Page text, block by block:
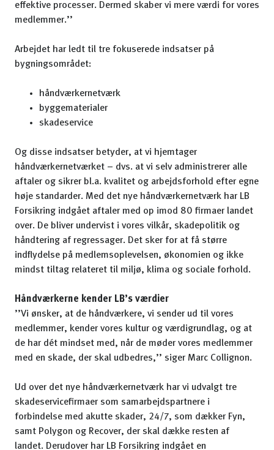
effektive processer. Dermed skaber vi mere værdi for vores
medlemmer.’’
Arbejdet har ledt til tre fokuserede indsatser på
bygningsområdet:
håndværkernetværk
byggematerialer
skadeservice
Og disse indsatser betyder, at vi hjemtager
håndværkernetværket – dvs. at vi selv administrerer alle
aftaler og sikrer bl.a. kvalitet og arbejdsforhold efter egne
høje standarder. Med det nye håndværkernetværk har LB
Forsikring indgået aftaler med op imod 80 firmaer landet
over. De bliver undervist i vores vilkår, skadepolitik og
håndtering af regressager. Det sker for at få større
indflydelse på medlemsoplevelsen, økonomien og ikke
mindst tiltag relateret til miljø, klima og sociale forhold.
Håndværkerne kender LB’s værdier
’’Vi ønsker, at de håndværkere, vi sender ud til vores
medlemmer, kender vores kultur og værdigrundlag, og at
de har dét mindset med, når de møder vores medlemmer
med en skade, der skal udbedres,’’ siger Marc Collignon.
Ud over det nye håndværkernetværk har vi udvalgt tre
skadeservicefirmaer som samarbejdspartnere i
forbindelse med akutte skader, 24/7, som dækker Fyn,
samt Polygon og Recover, der skal dække resten af
landet. Derudover har LB Forsikring indgået en